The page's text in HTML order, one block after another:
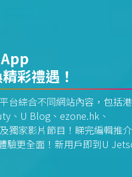
彩禮遇！
台綜合不同網站內容，包括
、U Blog、ezone.hk、
獨家影片節目！睇完編輯推
驗更全面！新用戶即到U